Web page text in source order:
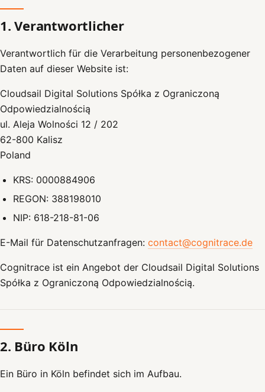
1. Verantwortlicher
Verantwortlich für die Verarbeitung personenbezogener
Daten auf dieser Website ist:
Cloudsail Digital Solutions Spółka z Ograniczoną
Odpowiedzialnością
ul. Aleja Wolności 12 / 202
62-800 Kalisz
Poland
KRS: 0000884906
REGON: 388198010
NIP: 618-218-81-06
E-Mail für Datenschutzanfragen: contact@cognitrace.de
Cognitrace ist ein Angebot der Cloudsail Digital Solutions
Spółka z Ograniczoną Odpowiedzialnością.
2. Büro Köln
Ein Büro in Köln befindet sich im Aufbau.